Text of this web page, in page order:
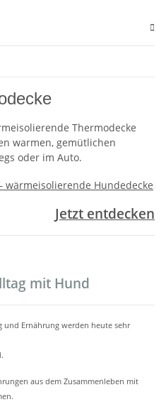
Thermodecke
warmen, gemütlichen
oder im Auto.
Jetzt entdecken
mit Hund
und Ernährung werden heute sehr
aus dem Zusammenleben mit